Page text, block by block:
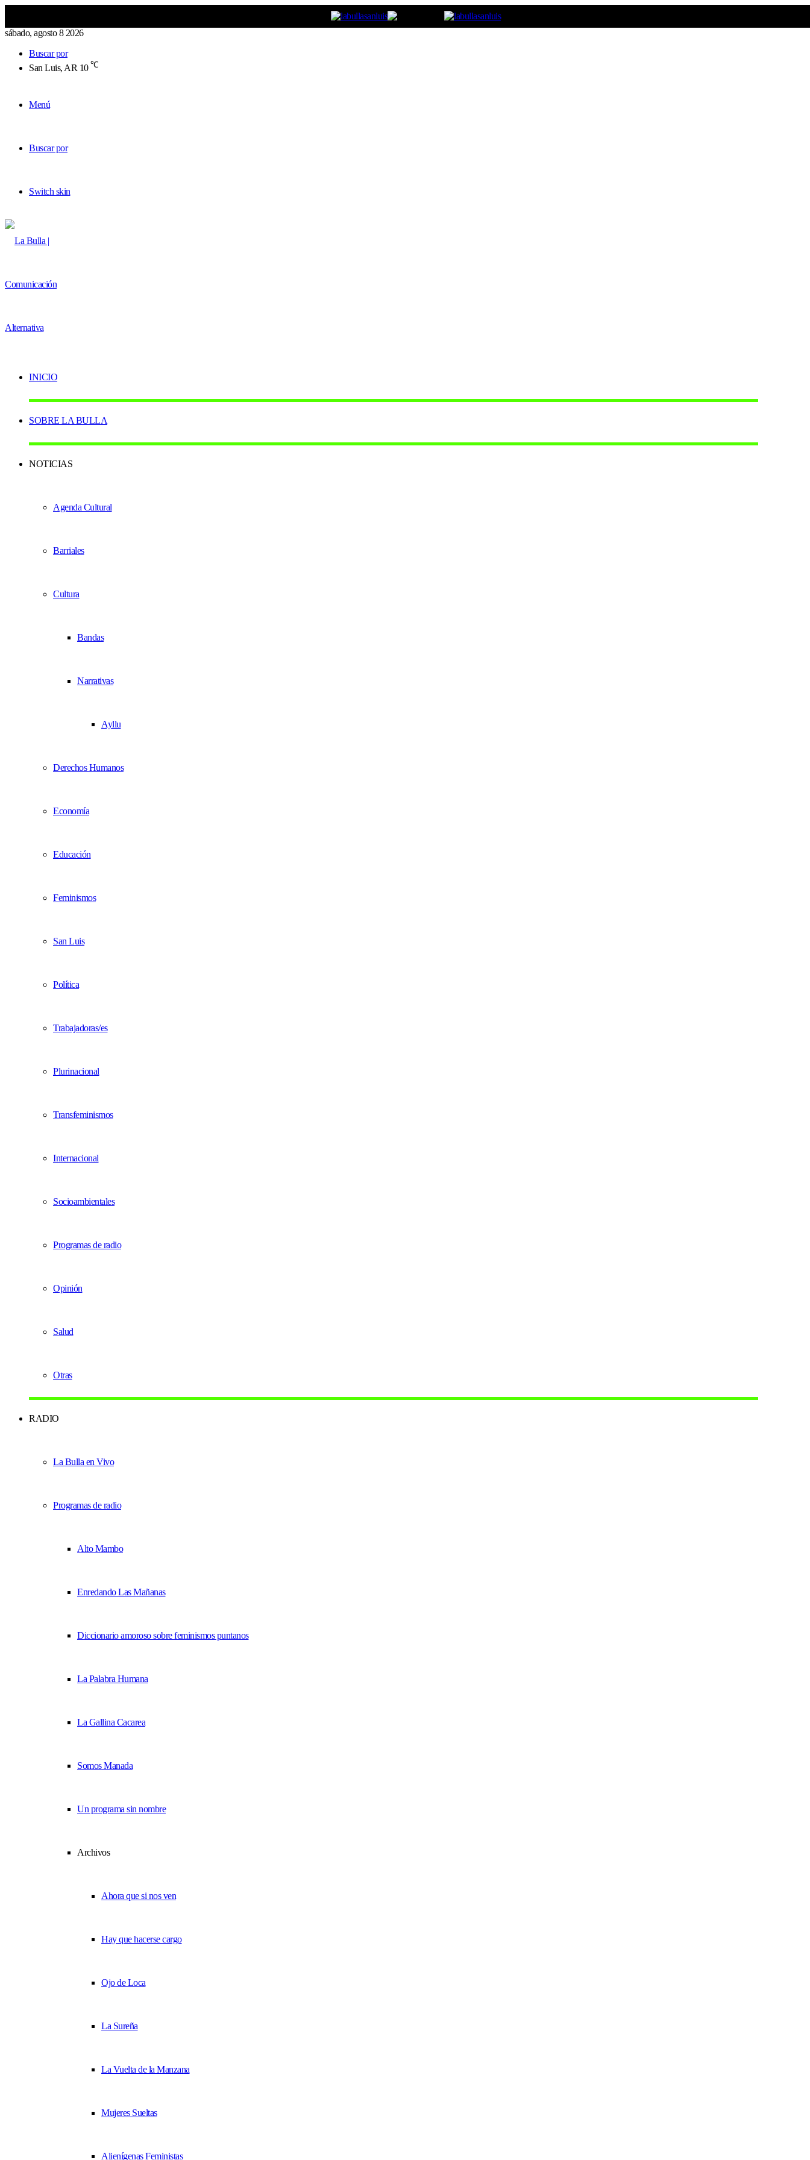
sábado, agosto 8 2026
Buscar por
San Luis, AR 10 ℃
Menú
Buscar por
Switch skin
INICIO
SOBRE LA BULLA
NOTICIAS
Agenda Cultural
Barriales
Cultura
Bandas
Narrativas
Ayllu
Derechos Humanos
Economía
Educación
Feminismos
San Luis
Política
Trabajadoras/es
Plurinacional
Transfeminismos
Internacional
Socioambientales
Programas de radio
Opinión
Salud
Otras
RADIO
La Bulla en Vivo
Programas de radio
Alto Mambo
Enredando Las Mañanas
Diccionario amoroso sobre feminismos puntanos
La Palabra Humana
La Gallina Cacarea
Somos Manada
Un programa sin nombre
Archivos
Ahora que si nos ven
Hay que hacerse cargo
Ojo de Loca
La Sureña
La Vuelta de la Manzana
Mujeres Sueltas
Alienígenas Feministas